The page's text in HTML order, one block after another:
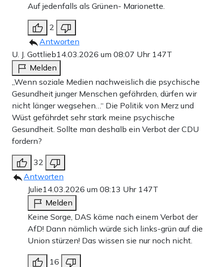
Auf jedenfalls als Grünen- Marionette.
2
Antworten
U. J. Gottlieb14.03.2026 um 08:07 Uhr 147T
Melden
„Wenn soziale Medien nachweislich die psychische
Gesundheit junger Menschen gefährden, dürfen wir
nicht länger wegsehen…“ Die Politik von Merz und
Wüst gefährdet sehr stark meine psychische
Gesundheit. Sollte man deshalb ein Verbot der CDU
fordern?
32
Antworten
Julie14.03.2026 um 08:13 Uhr 147T
Melden
Keine Sorge, DAS käme nach einem Verbot der
AfD! Dann nämlich würde sich links-grün auf die
Union stürzen! Das wissen sie nur noch nicht.
16